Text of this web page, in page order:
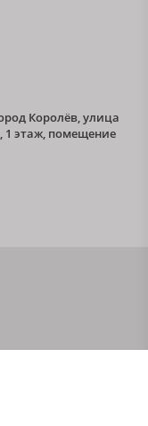
Королёв, улица
1 этаж, помещение